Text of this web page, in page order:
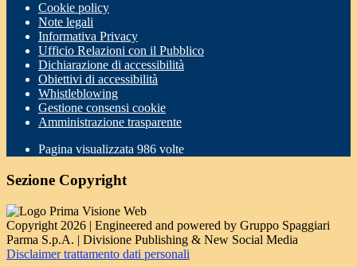
Cookie policy
Note legali
Informativa Privacy
Ufficio Relazioni con il Pubblico
Dichiarazione di accessibilità
Obiettivi di accessibilità
Whistleblowing
Gestione consensi cookie
Amministrazione trasparente
Pagina visualizzata 986 volte
Sezione Copyright
Copyright 2026 | Engineered and powered by Gruppo Spaggiari
Parma S.p.A. | Divisione Publishing & New Social Media
Disclaimer trattamento dati personali